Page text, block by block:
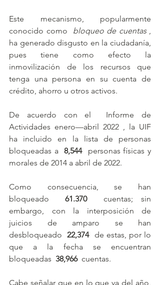
Este mecanismo, popularmente
conocido como bloqueo de cuentas ,
ha generado disgusto en la ciudadanía,
pues tiene como efecto la
inmovilización de los recursos que
tenga una persona en su cuenta de
crédito, ahorro u otros activos.
De acuerdo con el Informe de
Actividades enero—abril 2022 , la UIF
ha incluido en la lista de personas
bloqueadas a 8,544
personas físicas y
morales de 2014 a abril de 2022.
Como consecuencia, se han
bloqueado 61.370
cuentas; sin
embargo, con la interposición de
juicios de amparo se han
desbloqueado 22,374 de estas, por lo
que a la fecha se encuentran
bloqueadas 38,966
  cuentas.
Cabe señalar que en lo que va del año,